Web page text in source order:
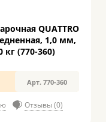
QUATTRO
1,0 мм,
кг (770-360)
Арт. 770-360
Отзывы (0)